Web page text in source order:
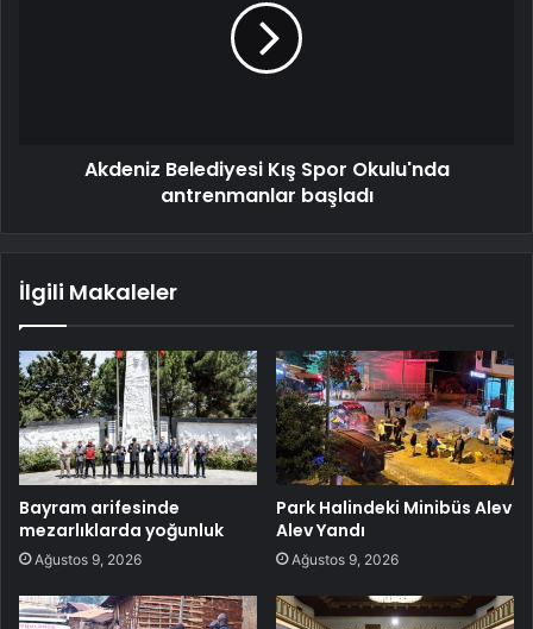
Akdeniz Belediyesi Kış Spor Okulu'nda
antrenmanlar başladı
İlgili Makaleler
Bayram arifesinde
mezarlıklarda yoğunluk
Ağustos 9, 2026
Park Halindeki Minibüs Alev
Alev Yandı
Ağustos 9, 2026